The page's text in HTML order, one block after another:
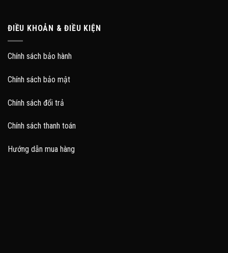
ĐIỀU KHOẢN & ĐIỀU KIỆN
Chính sách bảo hành
Chính sách bảo mật
Chính sách đổi trả
Chính sách thanh toán
Hướng dẫn mua hàng